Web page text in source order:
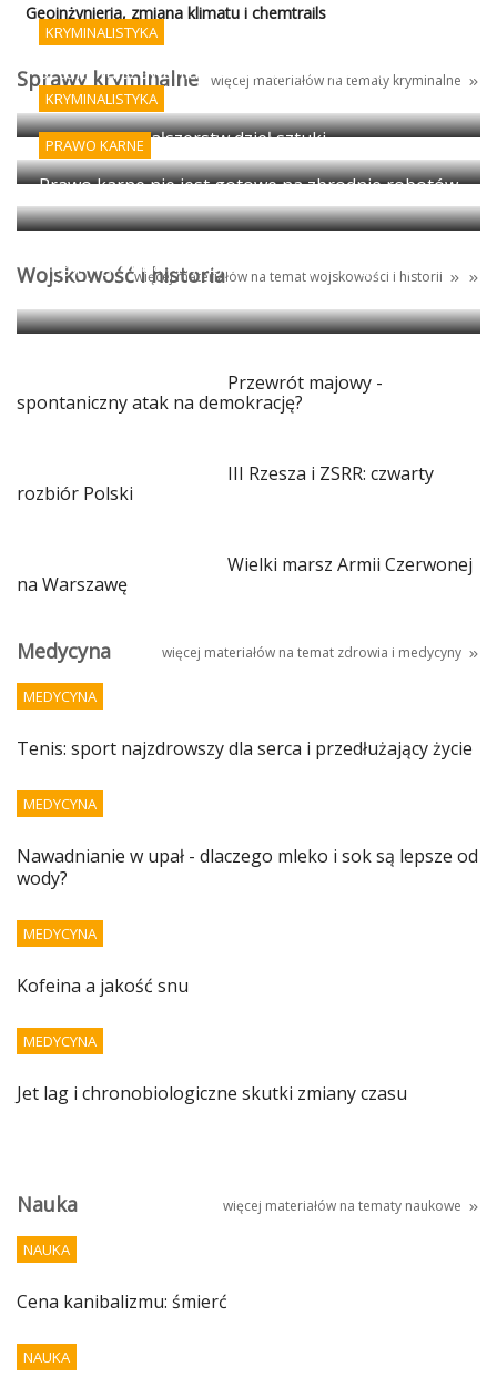
Geoinżynieria, zmiana klimatu i chemtrails
Sprawy kryminalne więcej materiałów na tematy kryminalne
KRYMINALISTYKA
Sztuka fałszowania podpisów i AI - koniec
porządku prawnego?
KRYMINALISTYKA
Wykrywanie fałszerstw dzieł sztuki
PRAWO KARNE
Prawo karne nie jest gotowe na zbrodnie robotów
Wojskowość i historia
więcej materiałów na tematwojskowości i historii
Egipt: granica między antyczną propagandą i
magią
Przewrót majowy -
spontaniczny atak na demokrację?
III Rzesza i ZSRR: czwarty
rozbiór Polski
Wielki marsz Armii Czerwonej
na Warszawę
Medycyna więcej materiałów na temat zdrowia i medycyny
MEDYCYNA
Tenis: sport najzdrowszy dla serca i przedłużający życie
MEDYCYNA
Nawadnianie w upał - dlaczego mleko i sok są lepsze od
wody?
MEDYCYNA
Kofeina a jakość snu
MEDYCYNA
Jet lag i chronobiologiczne skutki zmiany czasu
Nauka więcej materiałów na tematy naukowe
NAUKA
Cena kanibalizmu: śmierć
NAUKA